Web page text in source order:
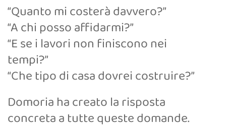
“Quanto mi costerà davvero?”
“A chi posso affidarmi?”
“E se i lavori non finiscono nei
tempi?”
“Che tipo di casa dovrei costruire?”
Domoria ha creato la risposta
concreta a tutte queste domande.